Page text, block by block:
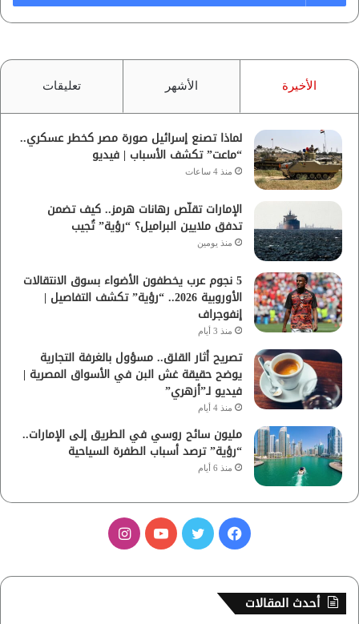
الأخيرة الأشهر تعليقات
لماذا تصنع إسرائيل صورة مصر كخطر عسكري..
“ماعت” تكشف الأسباب | فيديو
منذ 4 ساعات
الإمارات تقلّص رهانات هرمز.. كيف تضمن
تدفق ملايين البراميل؟ “رؤية” تُجيب
منذ يومين
5 نجوم عرب يخطفون الأضواء بسوق الانتقالات
الأوروبية 2026.. “رؤية” تكشف التفاصيل |
إنفوجراف
منذ 3 أيام
تصريح أثار القلق.. مسؤول بالغرفة التجارية
يوضح حقيقة غش البن في الأسواق المصرية |
فيديو لـ”أزهري”
منذ 4 أيام
مليون سائح روسي في الطريق إلى الإمارات..
“رؤية” ترصد أسباب الطفرة السياحية
منذ 6 أيام
س
أحدث المقالات